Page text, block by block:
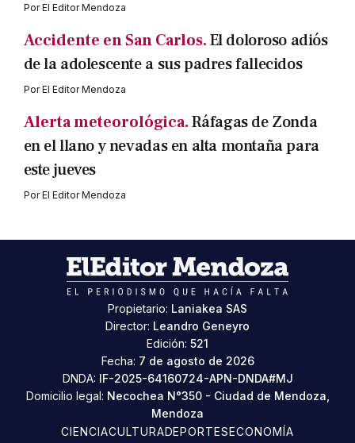
PorEl Editor Mendoza
Accidente en San Carlos.El doloroso adiós
de la adolescente a sus padres fallecidos
PorEl Editor Mendoza
Alerta meteorológica.Ráfagas de Zonda
en el llano y nevadas en alta montaña para
este jueves
PorEl Editor Mendoza
Propietario: Laniakea SAS
Director: Leandro Geneyro
Edición: 521
Fecha: 7 de agosto de 2026
DNDA: IF-2025-64160724-APN-DNDA#MJ
Domicilio legal: Necochea N°350 - Ciudad de Mendoza,
Mendoza
CIENCIACULTURADEPORTESECONOMÍA